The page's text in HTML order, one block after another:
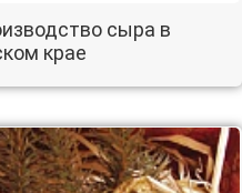
сыра в
крае